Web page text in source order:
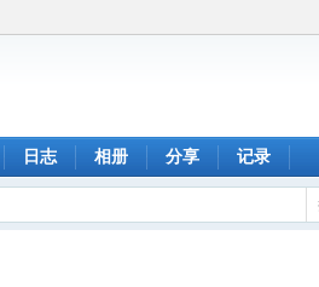
日志 相册 分享 记录